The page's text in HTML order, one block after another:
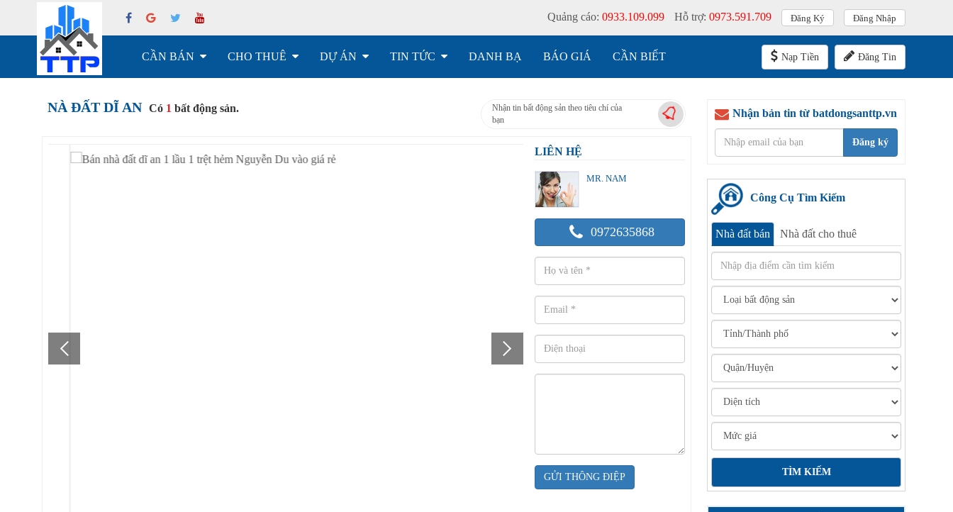
Quảng cáo: 0933.109.099 Hỗ trợ: 0973.591.709 Đăng Ký Đăng Nhập
CẦN BÁN CHO THUÊ DỰ ÁN TIN TỨC DANH BẠ BÁO GIÁ CẦN BIẾT Nạp Tiền Đăng Tin
NÀ ĐẤT DĨ AN Có 1 bất động sản.
Nhận tin bất động sản theo tiêu chí của
bạn
LIÊN HỆ
MR. NAM
0972635868
GỬI THÔNG ĐIỆP
Nhận bản tin từ batdongsanttp.vn
Đăng ký
Công Cụ Tìm Kiếm
Nhà đất bán Nhà đất cho thuê